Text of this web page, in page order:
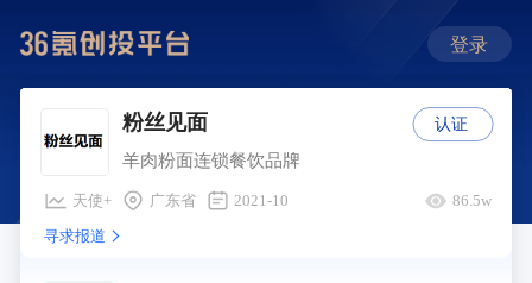
登录
粉丝见面
羊肉粉面连锁餐饮品牌
天使+ 广东省 2021-10 86.5w
寻求报道
认证